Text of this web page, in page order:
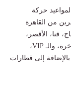
لمواعيد حركة
من القاهرة
قنا، الأقصر،
وأسوان). وتتنوع الرحلات بين قطارات "التالجو" الفاخرة، والـ VIP،
بالإضافة إلى قطارات